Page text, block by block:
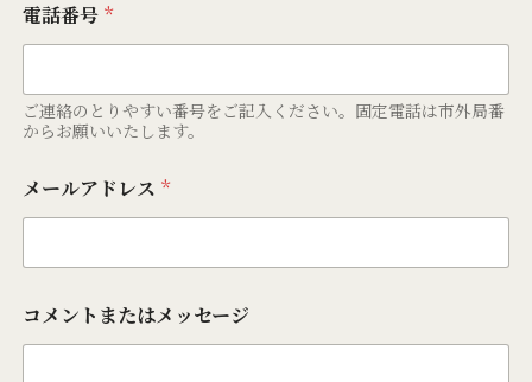
電話番号 *
ご連絡のとりやすい番号をご記入ください。固定電話は市外局番
からお願いいたします。
メールアドレス *
コメントまたはメッセージ